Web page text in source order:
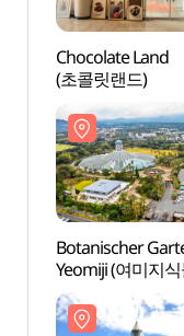
Chocolate Land
(초콜릿랜드)
Botanischer
Yeomiji (여미지